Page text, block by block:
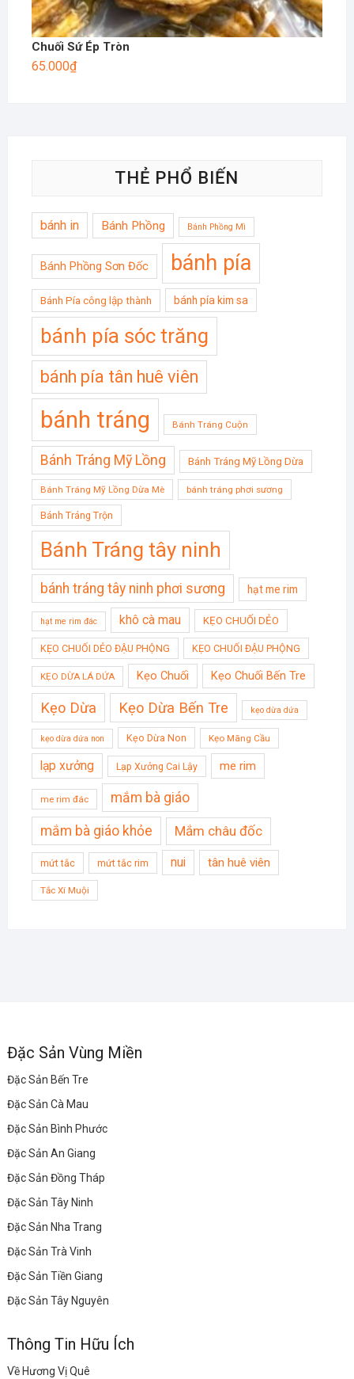
Chuối Sứ Ép Tròn
65.000₫
THẺ PHỔ BIẾN
bánh in Bánh Phồng Bánh Phồng Mì
Bánh Phồng Sơn Đốc bánh pía
Bánh Pía công lập thành bánh pía kim sa
bánh pía sóc trăng
bánh pía tân huê viên
bánh tráng Bánh Tráng Cuộn
Bánh Tráng Mỹ Lồng Bánh Tráng Mỹ Lồng Dừa
Bánh Tráng Mỹ Lồng Dừa Mè bánh tráng phơi sương
Bánh Tráng Trộn
Bánh Tráng tây ninh
bánh tráng tây ninh phơi sương hạt me rim
hạt me rim đác khô cà mau KẸO CHUỐI DẺO
KẸO CHUỐI DẺO ĐẬU PHỘNG KẸO CHUỐI ĐẬU PHỘNG
KẸO DỪA LÁ DỨA Kẹo Chuối Kẹo Chuối Bến Tre
Kẹo Dừa Kẹo Dừa Bến Tre kẹo dừa dứa
kẹo dừa dứa non Kẹo Dừa Non Kẹo Mãng Cầu
lạp xưởng Lạp Xưởng Cai Lậy me rim
me rim đác mắm bà giáo
mắm bà giáo khỏe Mắm châu đốc
mứt tắc mứt tắc rim nui tân huê viên
Tắc Xí Muội
Đặc Sản Vùng Miền
Đặc Sản Bến Tre
Đặc Sản Cà Mau
Đặc Sản Bình Phước
Đặc Sản An Giang
Đặc Sản Đồng Tháp
Đặc Sản Tây Ninh
Đặc Sản Nha Trang
Đặc Sản Trà Vinh
Đặc Sản Tiền Giang
Đặc Sản Tây Nguyên
Thông Tin Hữu Ích
Về Hương Vị Quê